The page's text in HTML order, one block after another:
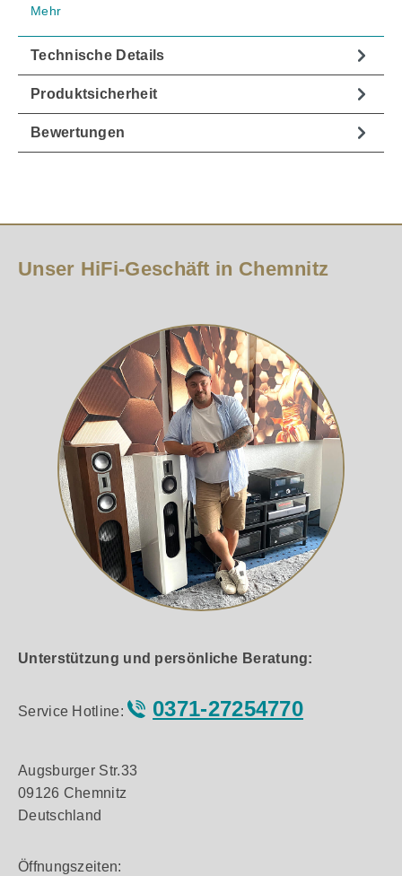
Mehr
Technische Details
Produktsicherheit
Bewertungen
Unser HiFi-Geschäft in Chemnitz
Unterstützung und persönliche Beratung:
Service Hotline: 0371-27254770
Augsburger Str.33
09126 Chemnitz
Deutschland
Öffnungszeiten: